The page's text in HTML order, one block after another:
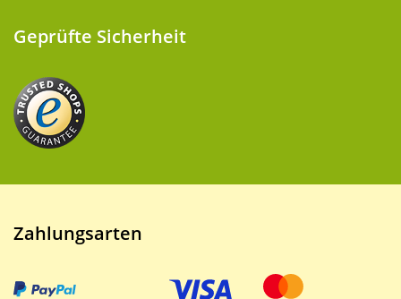
Geprüfte Sicherheit
Zahlungsarten